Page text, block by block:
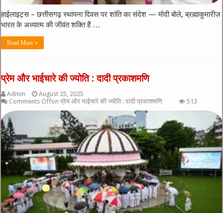
हाईलाइट्स – छत्तीसगढ़ स्थापना दिवस पर शांति का संदेश — मोदी बोले, ब्रह्माकुमारीज़
भारत के अध्यात्म की जीवंत शक्ति हैं …
Read More »
प्रेम और भाईचारे की ज्योति : दादी प्रकाशमणि
Admin
August 25, 2025
Comments Offon प्रेम और भाईचारे की ज्योति : दादी प्रकाशमणि 513